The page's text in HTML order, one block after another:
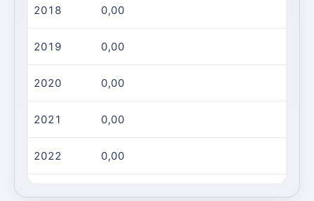
2018 0,00
2019 0,00
2020 0,00
2021 0,00
2022 0,00
0,00